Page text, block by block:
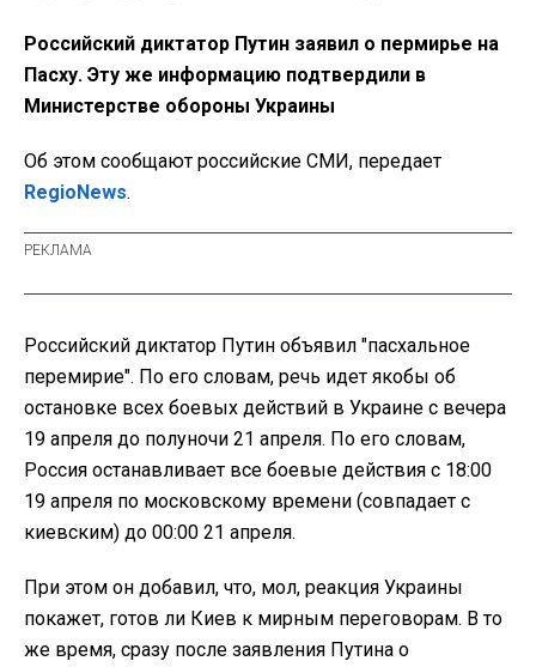
Российский диктатор Путин заявил о пермирье на
Пасху. Эту же информацию подтвердили в
Министерстве обороны Украины
Об этом сообщают российские СМИ, передает
RegioNews.
Российский диктатор Путин объявил "пасхальное
перемирие". По его словам, речь идет якобы об
остановке всех боевых действий в Украине с вечера
19 апреля до полуночи 21 апреля. По его словам,
Россия останавливает все боевые действия с 18:00
19 апреля по московскому времени (совпадает с
киевским) до 00:00 21 апреля.
При этом он добавил, что, мол, реакция Украины
покажет, готов ли Киев к мирным переговорам. В то
же время, сразу после заявления Путина о